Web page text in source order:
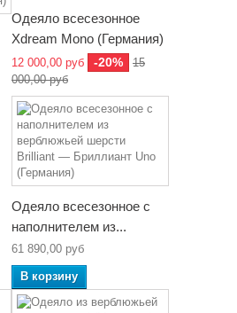
Одеяло всесезонное
Xdream Mono (Германия)
12 000,00 руб -20%
15
000,00 руб
Одеяло всесезонное с
наполнителем из...
61 890,00 руб
В корзину